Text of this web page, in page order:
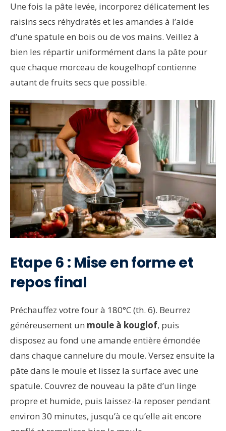
Une fois la pâte levée, incorporez délicatement les
raisins secs réhydratés et les amandes à l’aide
d’une spatule en bois ou de vos mains. Veillez à
bien les répartir uniformément dans la pâte pour
que chaque morceau de kougelhopf contienne
autant de fruits secs que possible.
Etape 6 : Mise en forme et
repos final
Préchauffez votre four à 180°C (th. 6). Beurrez
généreusement un moule à kouglof, puis
disposez au fond une amande entière émondée
dans chaque cannelure du moule. Versez ensuite la
pâte dans le moule et lissez la surface avec une
spatule. Couvrez de nouveau la pâte d’un linge
propre et humide, puis laissez-la reposer pendant
environ 30 minutes, jusqu’à ce qu’elle ait encore